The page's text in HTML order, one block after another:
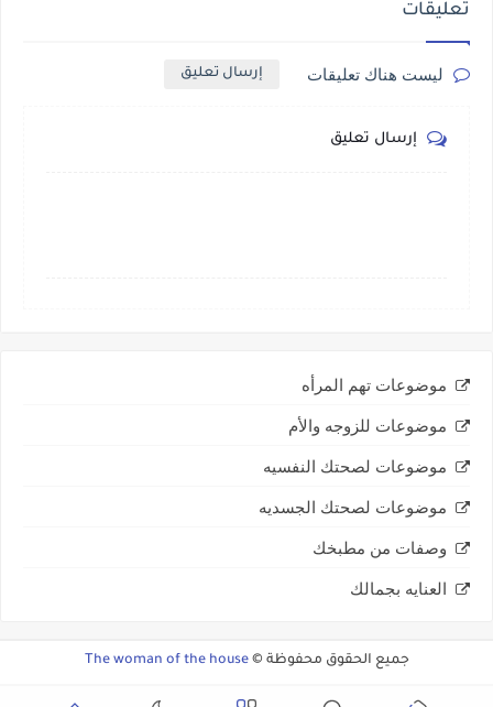
تعليقات
ليست هناك تعليقات إرسال تعليق
إرسال تعليق
موضوعات تهم المرأه
موضوعات للزوجه والأم
موضوعات لصحتك النفسيه
موضوعات لصحتك الجسديه
وصفات من مطبخك
العنايه بجمالك
جميع الحقوق محفوظة © The woman of the house